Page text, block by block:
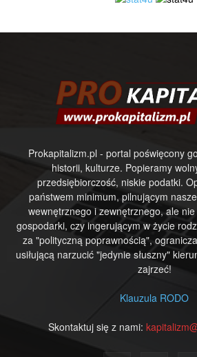
Prokapitalizm.pl - portal poświęcony
historii, kulturze. Popieramy
przedsiębiorczość, niskie podatki.
państwem minimum, pilnującym
wewnętrznego i zewnętrznego, ale
gospodarki, czy ingerującym w życie
za "polityczną poprawnością",
usiłującą narzucić "jedynie słuszny"
zajrzeć!
Klauzula RODO
Skontaktuj się z nami: